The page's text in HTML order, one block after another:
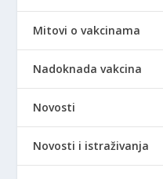
Mitovi o vakcinama
Nadoknada vakcina
Novosti
Novosti i istraživanja